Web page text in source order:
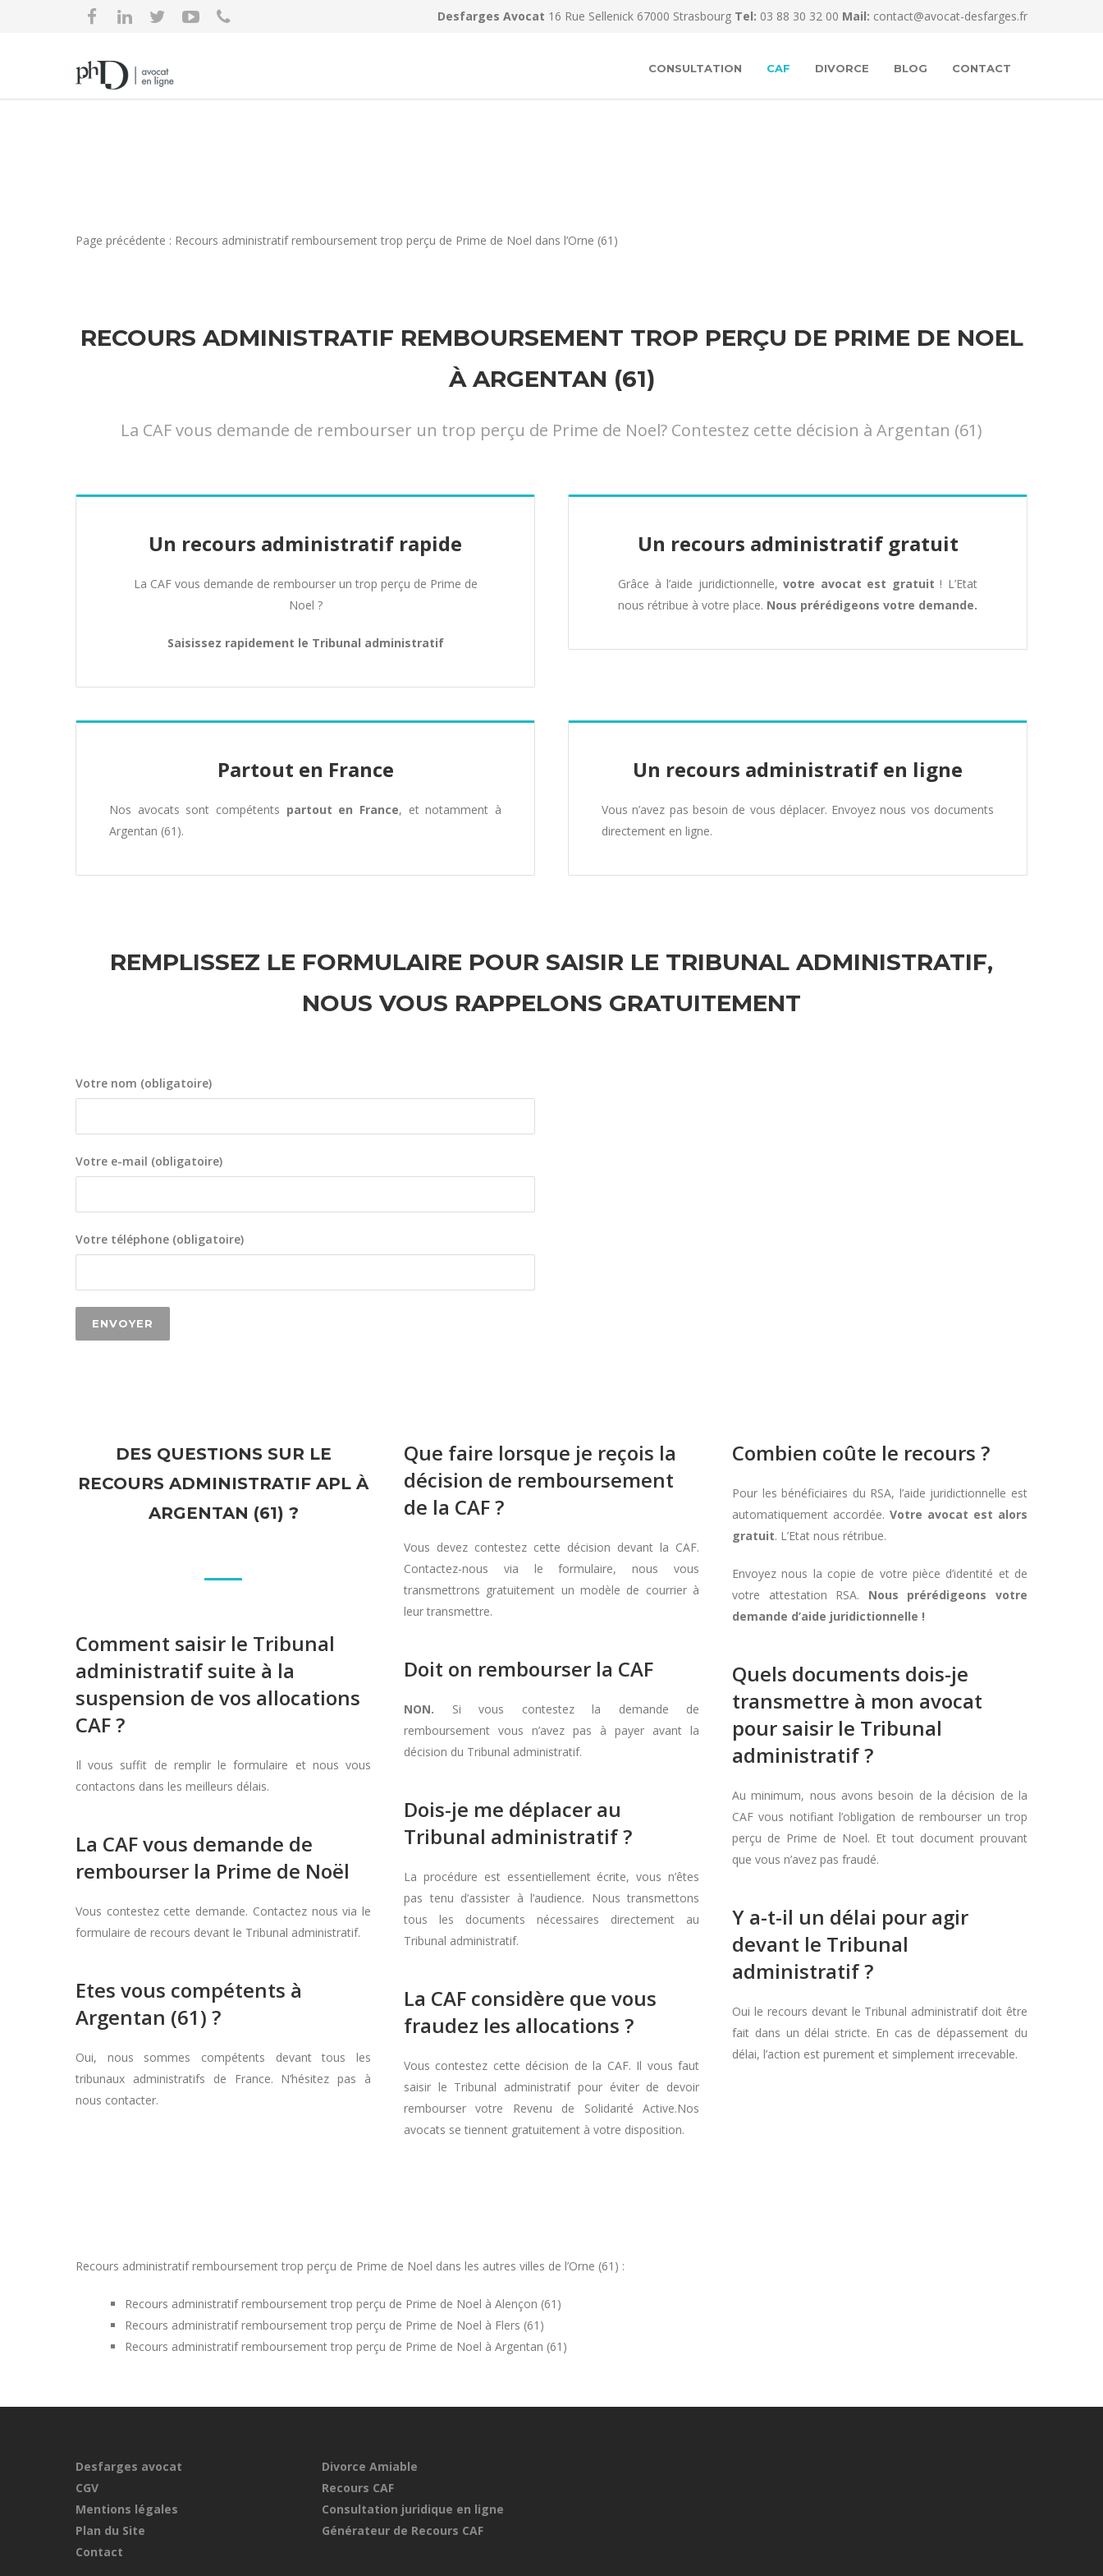
Desfarges Avocat 16 Rue Sellenick 67000 Strasbourg Tel: 03 88 30 32 00 Mail: contact@avocat-desfarges.fr
CONSULTATION CAF DIVORCE BLOG CONTACT
Page précédente : Recours administratif remboursement trop perçu de Prime de Noel dans l’Orne (61)
RECOURS ADMINISTRATIF REMBOURSEMENT TROP PERÇU DE PRIME DE NOEL
À ARGENTAN (61)
La CAF vous demande de rembourser un trop perçu de Prime de Noel? Contestez cette décision à Argentan (61)
Un recours administratif rapide
La CAF vous demande de rembourser un trop perçu de Prime de
Noel ?
Saisissez rapidement le Tribunal administratif
Un recours administratif gratuit
Grâce à l’aide juridictionnelle,votre avocat est gratuit ! L’Etat
nous rétribue à votre place. Nous prérédigeons votre demande.
Partout en France
Nos avocats sont compétents partout en France, et notamment à
Argentan (61).
Un recours administratif en ligne
Vous n’avez pas besoin de vous déplacer. Envoyez nous vos documents
directement en ligne.
REMPLISSEZ LE FORMULAIRE POUR SAISIR LE TRIBUNAL ADMINISTRATIF,
NOUS VOUS RAPPELONS GRATUITEMENT
Votre nom (obligatoire)
Votre e-mail (obligatoire)
Votre téléphone (obligatoire)
DES QUESTIONS SUR LE
RECOURS ADMINISTRATIF APL À
ARGENTAN (61) ?
Comment saisir le Tribunal
administratif suite à la
suspension de vos allocations
CAF ?
Il vous suffit de remplir le formulaire et nous vous
contactons dans les meilleurs délais.
La CAF vous demande de
rembourser la Prime de Noël
Vous contestez cette demande. Contactez nous via le
formulaire de recours devant le Tribunal administratif.
Etes vous compétents à
Argentan (61) ?
Oui, nous sommes compétents devant tous les
tribunaux administratifs de France. N’hésitez pas à
nous contacter.
Que faire lorsque je reçois la
décision de remboursement
de la CAF ?
Vous devez contestez cette décision devant la CAF.
Contactez-nous via le formulaire, nous vous
transmettrons gratuitement un modèle de courrier à
leur transmettre.
Doit on rembourser la CAF
NON. Si vous contestez la demande de
remboursement vous n’avez pas à payer avant la
décision du Tribunal administratif.
Dois-je me déplacer au
Tribunal administratif ?
La procédure est essentiellement écrite, vous n’êtes
pas tenu d’assister à l’audience. Nous transmettons
tous les documents nécessaires directement au
Tribunal administratif.
La CAF considère que vous
fraudez les allocations ?
Vous contestez cette décision de la CAF. Il vous faut
saisir le Tribunal administratif pour éviter de devoir
rembourser votre Revenu de Solidarité Active.Nos
avocats se tiennent gratuitement à votre disposition.
Combien coûte le recours ?
Pour les bénéficiaires du RSA, l’aide juridictionnelle est
automatiquement accordée. Votre avocat est alors
gratuit. L’Etat nous rétribue.
Envoyez nous la copie de votre pièce d’identité et de
votre attestation RSA. Nous prérédigeons votre
demande d’aide juridictionnelle !
Quels documents dois-je
transmettre à mon avocat
pour saisir le Tribunal
administratif ?
Au minimum, nous avons besoin de la décision de la
CAF vous notifiant l’obligation de rembourser un trop
perçu de Prime de Noel. Et tout document prouvant
que vous n’avez pas fraudé.
Y a-t-il un délai pour agir
devant le Tribunal
administratif ?
Oui le recours devant le Tribunal administratif doit être
fait dans un délai stricte. En cas de dépassement du
délai, l’action est purement et simplement irrecevable.
Recours administratif remboursement trop perçu de Prime de Noel dans les autres villes de l’Orne (61) :
Recours administratif remboursement trop perçu de Prime de Noel à Alençon (61)
Recours administratif remboursement trop perçu de Prime de Noel à Flers (61)
Recours administratif remboursement trop perçu de Prime de Noel à Argentan (61)
Desfarges avocat
CGV
Mentions légales
Plan du Site
Contact
Divorce Amiable
Recours CAF
Consultation juridique en ligne
Générateur de Recours CAF